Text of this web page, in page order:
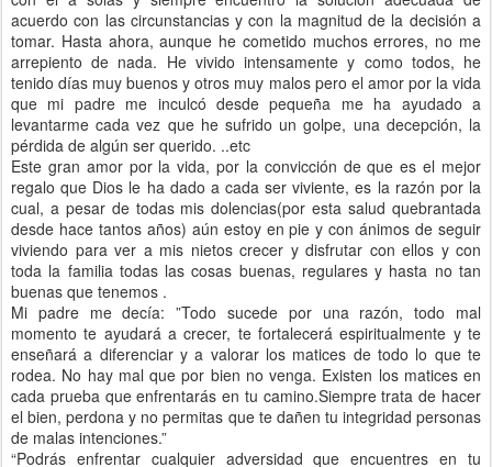
acuerdo con las circunstancias y con la magnitud de la decisión a
tomar. Hasta ahora, aunque he cometido muchos errores, no me
arrepiento de nada. He vivido intensamente y como todos, he
tenido días muy buenos y otros muy malos pero el amor por la vida
que mi padre me inculcó desde pequeña me ha ayudado a
levantarme cada vez que he sufrido un golpe, una decepción, la
pérdida de algún ser querido. ..etc
Este gran amor por la vida, por la convicción de que es el mejor
regalo que Dios le ha dado a cada ser viviente, es la razón por la
cual, a pesar de todas mis dolencias(por esta salud quebrantada
desde hace tantos años) aún estoy en pie y con ánimos de seguir
viviendo para ver a mis nietos crecer y disfrutar con ellos y con
toda la familia todas las cosas buenas, regulares y hasta no tan
buenas que tenemos .
Mi padre me decía: ”Todo sucede por una razón, todo mal
momento te ayudará a crecer, te fortalecerá espiritualmente y te
enseñará a diferenciar y a valorar los matices de todo lo que te
rodea. No hay mal que por bien no venga. Existen los matices en
cada prueba que enfrentarás en tu camino.Siempre trata de hacer
el bien, perdona y no permitas que te dañen tu integridad personas
de malas intenciones.”
“Podrás enfrentar cualquier adversidad que encuentres en tu